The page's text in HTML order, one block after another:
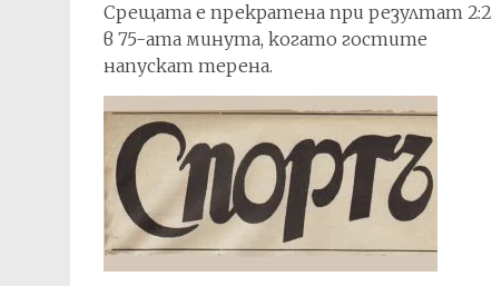
Срещата е прекратена при резултат 2:2
в 75-ата минута, когато гостите
напускат терена.